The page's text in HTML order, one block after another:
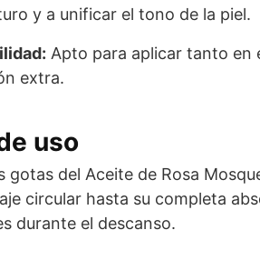
y a unificar el tono de la piel.
Apto para aplicar tanto en
extra.
uso
gotas del Aceite de Rosa
circular hasta su completa
durante el descanso.